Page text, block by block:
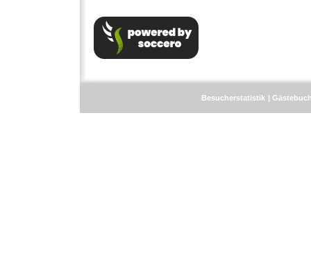
Besucherstatistik